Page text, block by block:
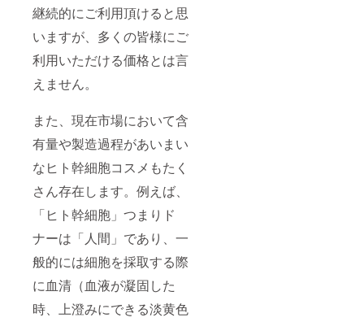
継続的にご利用頂けると思
いますが、多くの皆様にご
利用いただける価格とは言
えません。
また、現在市場において含
有量や製造過程があいまい
なヒト幹細胞コスメもたく
さん存在します。例えば、
「ヒト幹細胞」つまりド
ナーは「人間」であり、一
般的には細胞を採取する際
に血清（血液が凝固した
時、上澄みにできる淡黄色